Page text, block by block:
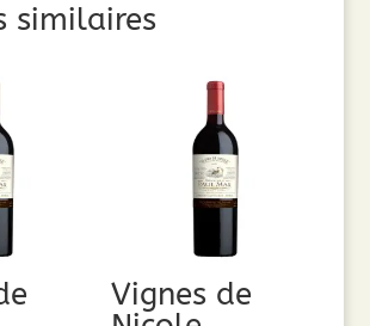
similaires
Vignes de